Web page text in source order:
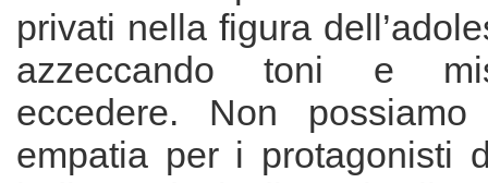
privati nella figura
azzeccando toni e
eccedere. Non
empatia per i protagonisti